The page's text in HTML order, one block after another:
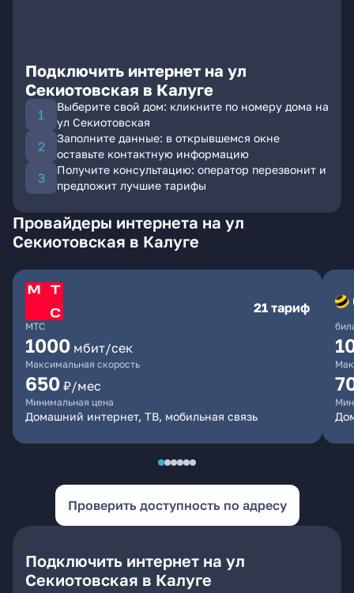
Подключить интернет на ул
Секиотовская в Калуге
Выберите свой дом: кликните по номеру дома на
ул Секиотовская
Заполните данные: в открывшемся окне
оставьте контактную информацию
Получите консультацию: оператор перезвонит и
предложит лучшие тарифы
Провайдеры интернета на ул
Секиотовская в Калуге
МТС
21 тариф
1000 мбит/сек
Максимальная скорость
650 ₽/мес
Минимальная цена
Домашний интернет, ТВ, мобильная связь
Проверить доступность по адресу
Подключить интернет на ул
Секиотовская в Калуге